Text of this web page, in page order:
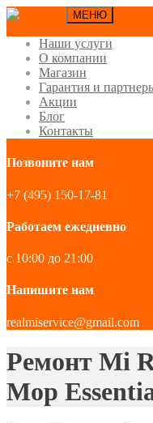
МЕНЮ
Наши услуги
О компании
Магазин
Гарантия и
Акции
Блог
Контакты
Позвоните нам
+7 (495) 150-17-81
Работаем ежедневно
с 10:00 до 21:00
Напишите нам
realmiservice@gmail.com
Ремонт Mi
Mop